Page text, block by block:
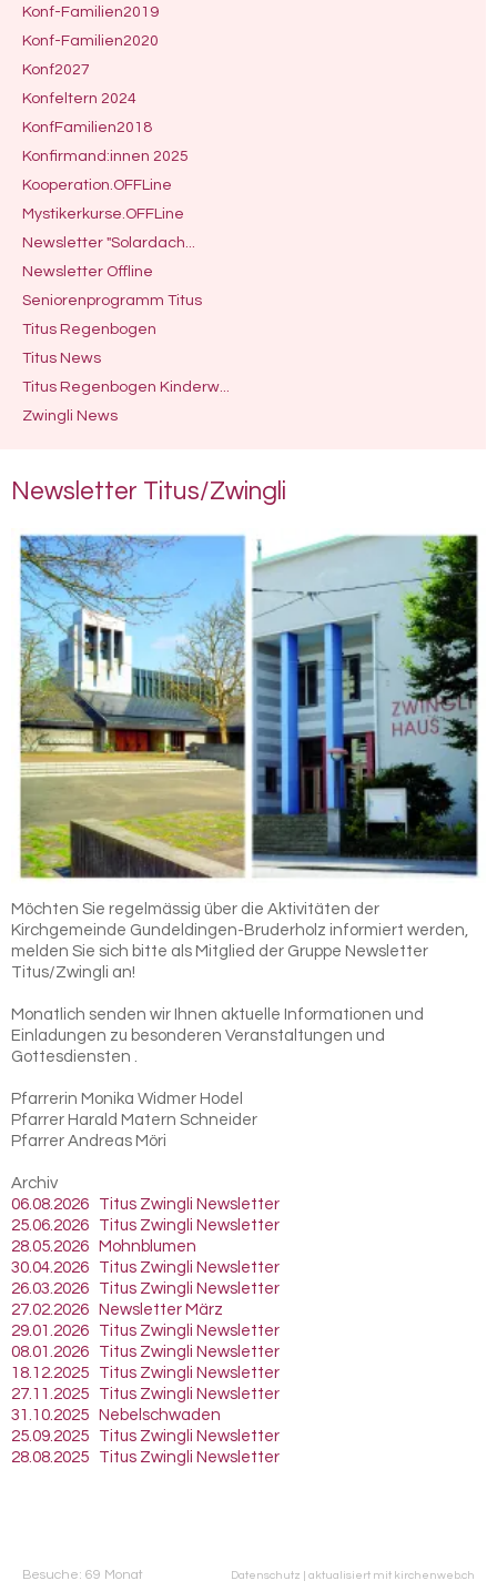
Konf-Familien2019
Konf-Familien2020
Konf2027
Konfeltern 2024
KonfFamilien2018
Konfirmand:innen 2025
Kooperation.OFFLine
Mystikerkurse.OFFLine
Newsletter "Solardach...
Newsletter Offline
Seniorenprogramm Titus
Titus Regenbogen
Titus News
Titus Regenbogen Kinderw...
Zwingli News
News­let­ter Titus/Zwing­li
Möchten Sie regelmässig über die Aktivitäten der
Kirchgemeinde Gundeldingen-Bruderholz informiert werden,
melden Sie sich bitte als Mitglied der Gruppe Newsletter
Titus/Zwingli an!
Monatlich senden wir Ihnen aktuelle Informationen und
Einladungen zu besonderen Veranstaltungen und
Gottesdiensten .
Pfarrerin Monika Widmer Hodel
Pfarrer Harald Matern Schneider
Pfarrer Andreas Möri
Archiv
06.08.2026 Titus Zwingli Newsletter
25.06.2026 Titus Zwingli Newsletter
28.05.2026 Mohnblumen
30.04.2026 Titus Zwingli Newsletter
26.03.2026 Titus Zwingli Newsletter
27.02.2026 Newsletter März
29.01.2026 Titus Zwingli Newsletter
08.01.2026 Titus Zwingli Newsletter
18.12.2025 Titus Zwingli Newsletter
27.11.2025 Titus Zwingli Newsletter
31.10.2025 Nebelschwaden
25.09.2025 Titus Zwingli Newsletter
28.08.2025 Titus Zwingli Newsletter
Besuche: 69 Monat Datenschutz | aktualisiert mit kirchenweb.ch